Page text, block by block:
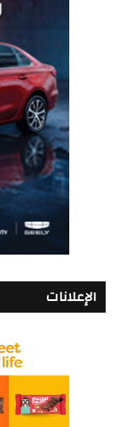
الإعلانات